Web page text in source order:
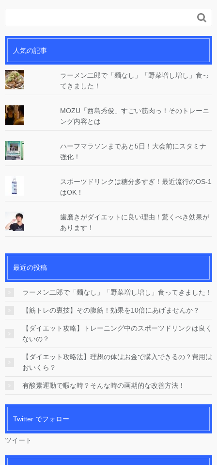

人気の記事
ラーメン二郎で「麺なし」「野菜増し増し」食っ
てきました！
MOZU「西島秀俊」すごい筋肉っ！そのトレーニ
ング内容とは
ハーフマラソンまであと5日！大会前にスタミナ
強化！
スポーツドリンクは糖分多すぎ！最近流行のOS-1
はOK！
歯磨きがダイエットに良い理由！驚くべき効果が
あります！
最近の投稿
ラーメン二郎で「麺なし」「野菜増し増し」食ってきました！
【筋トレの裏技】その腹筋！効果を10倍にあげませんか？
【ダイエット攻略】トレーニング中のスポーツドリンクは良く
ないの？
【ダイエット攻略法】理想の体はお金で購入できるの？費用は
おいくら？
有酸素運動で暇な時？そんな時の画期的な改善方法！
Twitter でフォロー
ツイート